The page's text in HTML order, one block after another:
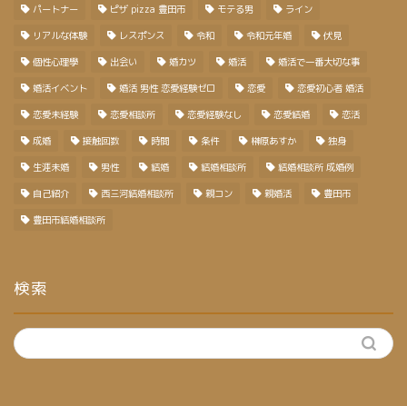
パートナー ピザ pizza 豊田市 モテる男 ライン
リアルな体験 レスポンス 令和 令和元年婚 伏見
個性心理學 出会い 婚カツ 婚活 婚活で一番大切な事
婚活イベント 婚活 男性 恋愛経験ゼロ 恋愛 恋愛初心者 婚活
恋愛未経験 恋愛相談所 恋愛経験なし 恋愛結婚 恋活
成婚 接触回数 時間 条件 榊原あすか 独身
生涯未婚 男性 結婚 結婚相談所 結婚相談所 成婚例
自己紹介 西三河結婚相談所 親コン 親婚活 豊田市
豊田市結婚相談所
検索